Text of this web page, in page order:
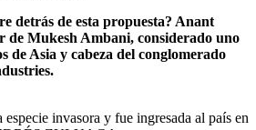
detrás de esta propuesta? Anant
de Mukesh Ambani, considerado uno
de Asia y cabeza del conglomerado
invasora y fue ingresada al país en